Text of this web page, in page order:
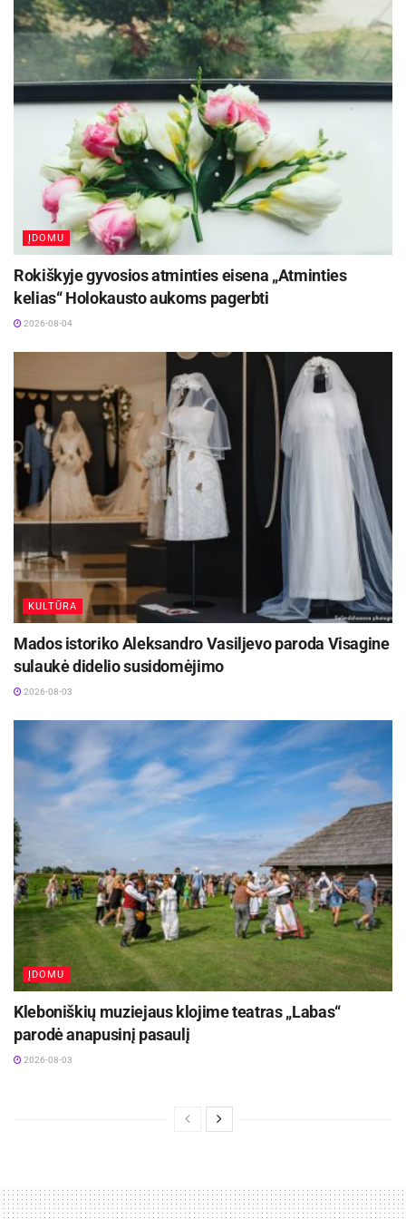
Kviečiame apsilankyti ir daugiau sužinoti apie
savo krašto paveldą!
Dalia Giniuvienė
Kauno apskrities viešosios bibliotekos
Kaunistikos grupės vyriausioji bibliografė
ĮDOMU
Rokiškyje gyvosios atminties eisena „Atminties
kelias“ Holokausto aukoms pagerbti
2026-08-04
KULTŪRA
Mados istoriko Aleksandro Vasiljevo paroda Visagine
sulaukė didelio susidomėjimo
2026-08-03
ĮDOMU
Kleboniškių muziejaus klojime teatras „Labas“
parodė anapusinį pasaulį
2026-08-03